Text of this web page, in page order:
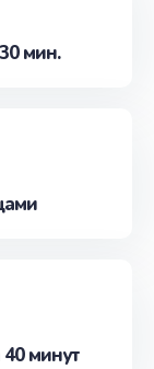
мин.
минут